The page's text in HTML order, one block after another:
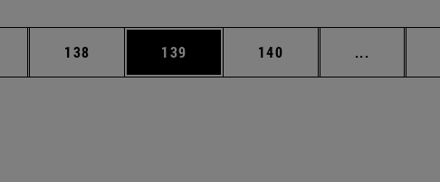
Páginas intermedias Use TAB para desplazarse.
Página
138 Página
139 Página
140 ... Páginas